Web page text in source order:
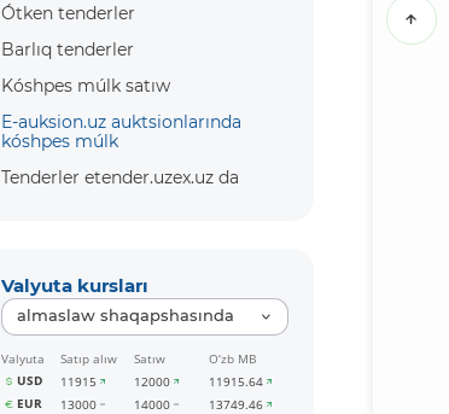
Ótken tenderler
Barlıq tenderler
Kóshpes múlk satıw
E-auksion.uz auktsionlarında
kóshpes múlk
Tenderler etender.uzex.uz da
Valyuta kursları
almaslaw shaqapshasında
Valyuta Satıp alıw Satıw
O‘zb MB
USD
11915 12000
11915.64
EUR
13000 14000
13749.46